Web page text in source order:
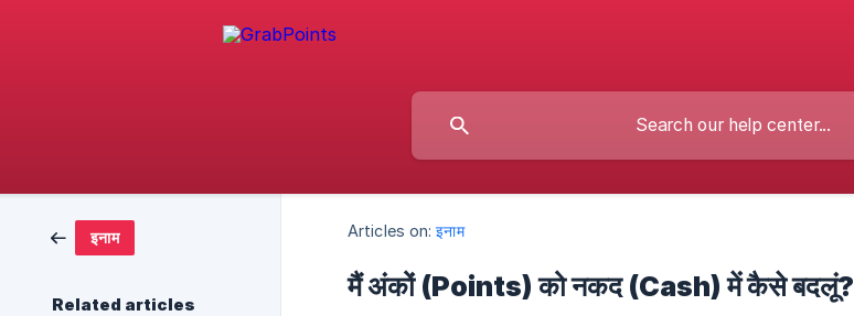
इनाम
Related articles
Articles on: इनाम
मैं अंकों (Points) को नकद (Cash) में कैसे बदलूं?